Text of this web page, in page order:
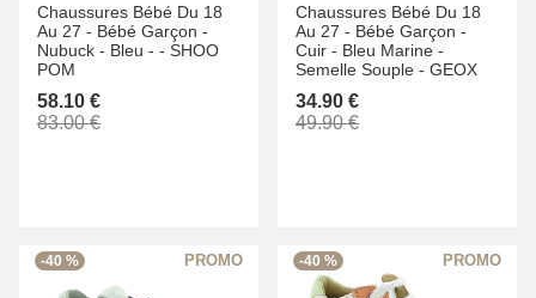
Chaussures Bébé Du 18
Au 27 - Bébé Garçon -
Nubuck - Bleu - - SHOO
POM
58.10 €
83.00 €
Chaussures Bébé Du 18
Au 27 - Bébé Garçon -
Cuir - Bleu Marine -
Semelle Souple - GEOX
34.90 €
49.90 €
-40 % -40 %